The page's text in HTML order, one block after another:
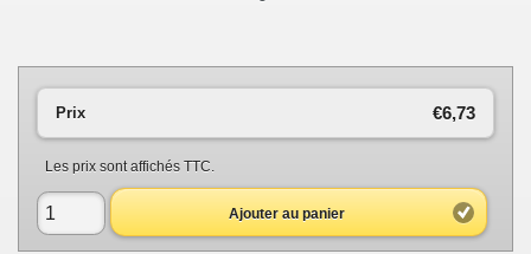
€6,73
Prix
Les prix sont affichés TTC.
Ajouter au panier